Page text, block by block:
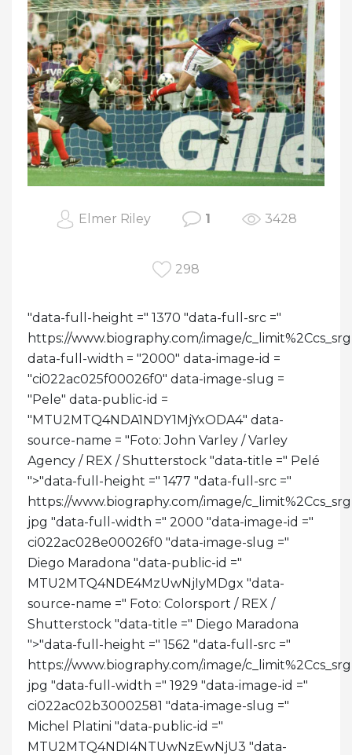
Elmer Riley 1 3428
298
"data-full-height =" 1370 "data-full-src ="
https://www.biography.com/.image/
data-full-width = "2000" data-image-id =
"ci022ac025f00026f0" data-image-slug =
"Pele" data-public-id =
"MTU2MTQ4NDA1NDY1MjYxODA4" data-
source-name = "Foto: John Varley / Varley
Agency / REX / Shutterstock "data-title =" Pelé
">"data-full-height =" 1477 "data-full-src ="
https://www.biography.com/.image/
jpg "data-full-width =" 2000 "data-image-id ="
ci022ac028e00026f0 "data-image-slug ="
Diego Maradona "data-public-id ="
MTU2MTQ4NDE4MzUwNjIyMDgx "data-
source-name =" Foto: Colorsport / REX /
Shutterstock "data-title =" Diego Maradona
">"data-full-height =" 1562 "data-full-src ="
https://www.biography.com/.image/
jpg "data-full-width =" 1929 "data-image-id ="
ci022ac02b30002581 "data-image-slug ="
Michel Platini "data-public-id ="
MTU2MTQ4NDI4NTUwNzEwNjU3 "data-